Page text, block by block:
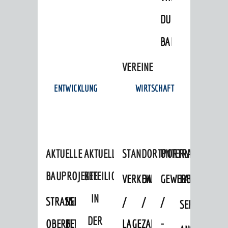
DULGER-
BAD
VEREINE
ENTWICKLUNG
AKTUELLE
BAUPROJEKTE
STRASSENBAUMASSNAHMEN OB
ERFLOCKENBACH
NEUBAU
BETRIEBSGEBÄUDE
AKTUELLE
BETEILIGUNGEN
IN
DER
WIRTSCHAFT
STANDORTPORTRAIT
VERKEHRSANBINDUNG
/
LAGE
DATEN
/
ZAHLEN
UNTERNEHMEN
GEWERBEFLÄCHEN
/
-